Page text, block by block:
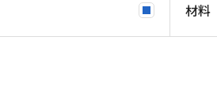
材料